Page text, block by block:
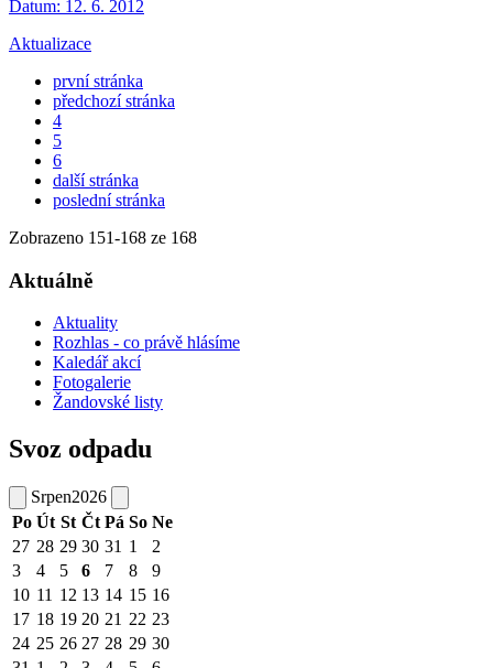
Datum: 12. 6. 2012
Aktualizace
první stránka
předchozí stránka
4
5
6
další stránka
poslední stránka
Zobrazeno 151-168 ze 168
Aktuálně
Aktuality
Rozhlas - co právě hlásíme
Kaledář akcí
Fotogalerie
Žandovské listy
Svoz odpadu
Srpen2026
Po Út St Čt Pá So Ne
27 28 29 30 31 1
2
3
4 5 6 7 8
9
10 11 12 13 14 15 16
17 18 19 20 21 22 23
24 25 26 27 28 29 30